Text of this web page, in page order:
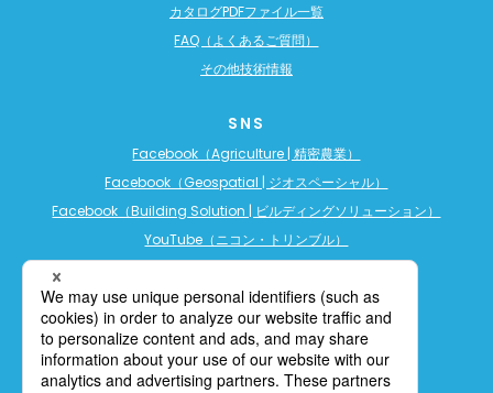
カタログPDFファイル一覧
FAQ（よくあるご質問）
その他技術情報
SNS
Facebook（Agriculture | 精密農業）
Facebook（Geospatial | ジオスペーシャル）
Facebook（Building Solution | ビルディングソリューション）
YouTube（ニコン・トリンブル）
YouTube（ビルディングソリューション）
LINE公式アカウント（精密農業）